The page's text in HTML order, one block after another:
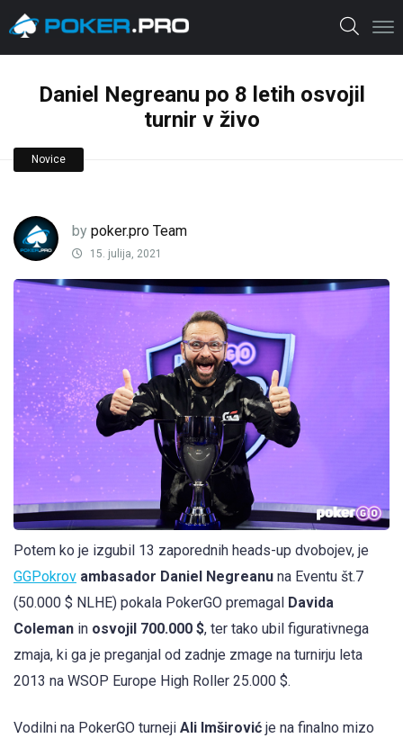
Daniel Negreanu po 8 letih osvojil
turnir v živo
Novice
by poker.pro Team
15. julija, 2021
Potem ko je izgubil 13 zaporednih heads-up dvobojev, je
GGPokrov ambasador Daniel Negreanu na Eventu št.7
(50.000 $ NLHE) pokala PokerGO premagal Davida
Coleman in osvojil 700.000 $, ter tako ubil figurativnega
zmaja, ki ga je preganjal od zadnje zmage na turnirju leta
2013 na WSOP Europe High Roller 25.000 $.
Vodilni na PokerGO turneji Ali Imširović je na finalno mizo